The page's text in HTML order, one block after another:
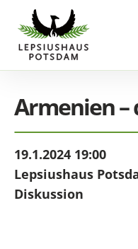
Armenien –
19.1.2024 19:00
Lepsiushaus
Diskussion